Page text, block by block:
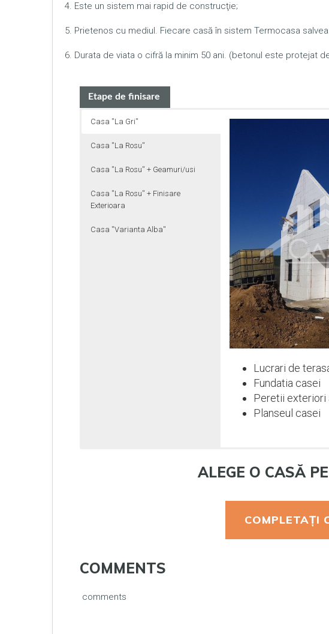
4. Este un sistem mai rapid de construcţie;
5. Prietenos cu mediul. Fiecare casă în sistem Termocasa
6. Durata de viata o cifră la minim 50 ani. (betonul este protejat
Etape de finisare
Casa ''La Gri''
Casa ''La Rosu''
Casa ''La Rosu'' + Geamuri/usi
Casa ''La Rosu'' + Finisare
Exterioara
Casa ''Varianta Alba''
Lucrari de
Fundatia casei
Peretii exteriori
Planseul casei
ALEGE O CASĂ
COMPLETAȚI
COMMENTS
comments